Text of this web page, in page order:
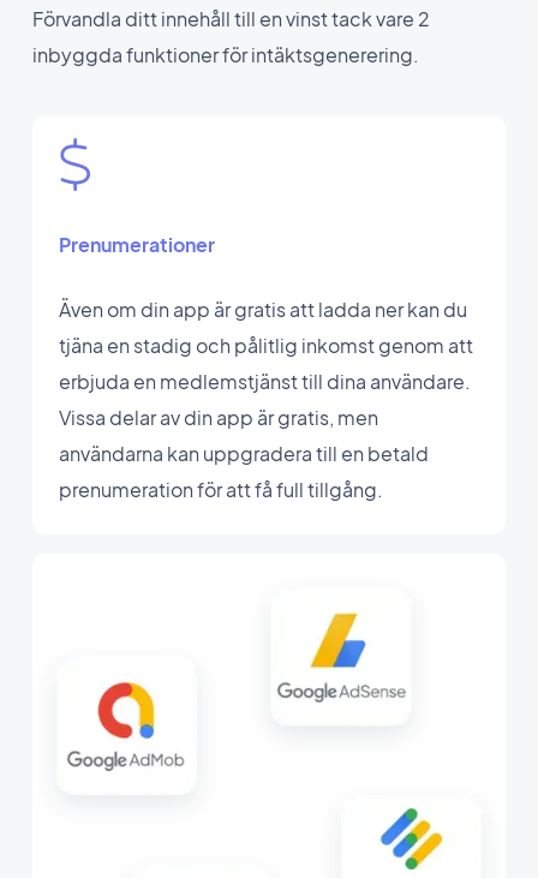
Förvandla ditt innehåll till en vinst tack vare 2
inbyggda funktioner för intäktsgenerering.
Prenumerationer
Även om din app är gratis att ladda ner kan du
tjäna en stadig och pålitlig inkomst genom att
erbjuda en medlemstjänst till dina användare.
Vissa delar av din app är gratis, men
användarna kan uppgradera till en betald
prenumeration för att få full tillgång.